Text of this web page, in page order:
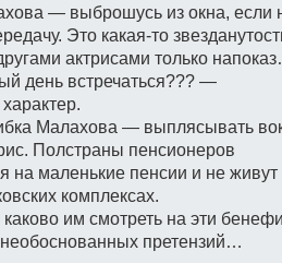
— выброшусь из окна, если
Это какая-то
актрисами только
день встречаться??? —
Малахова — выплясывать
Полстраны пенсионеров
на маленькие пенсии и не живут
комплексах.
каково им смотреть на эти
претензий…